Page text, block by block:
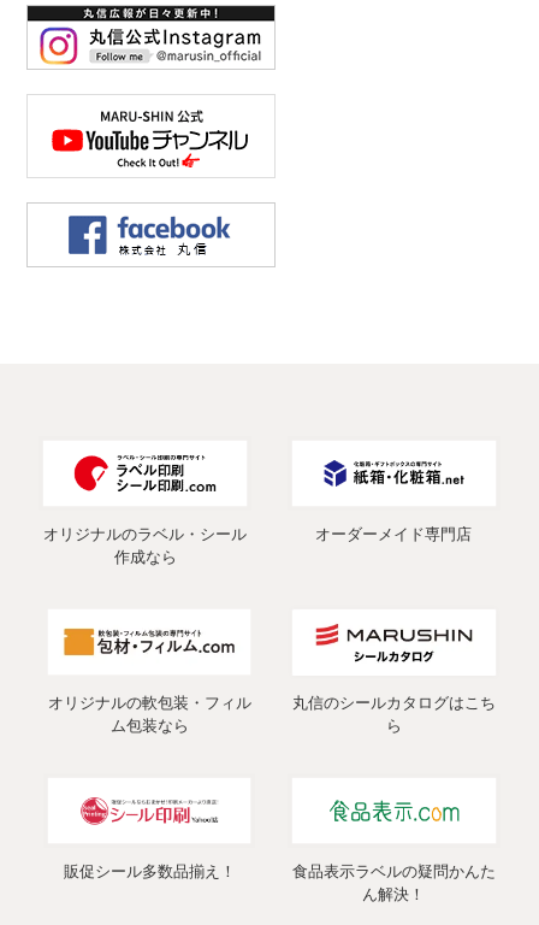
オリジナルのラベル・シール
作成なら
オーダーメイド専門店
オリジナルの軟包装・フィル
ム包装なら
丸信のシールカタログはこち
ら
販促シール多数品揃え！
食品表示ラベルの疑問かんた
ん解決！